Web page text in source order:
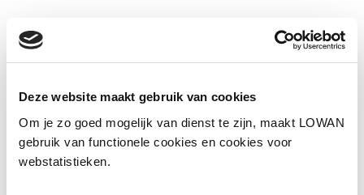
Deze website maakt gebruik van cookies
Om je zo goed mogelijk van dienst te zijn, maakt LOWAN
gebruik van functionele cookies en cookies voor
webstatistieken.
Wanneer stel je een OPP op voor een
nieuwkomersleerling?
Hoe interpreteren we het doorstroomdossier
van een andere school?